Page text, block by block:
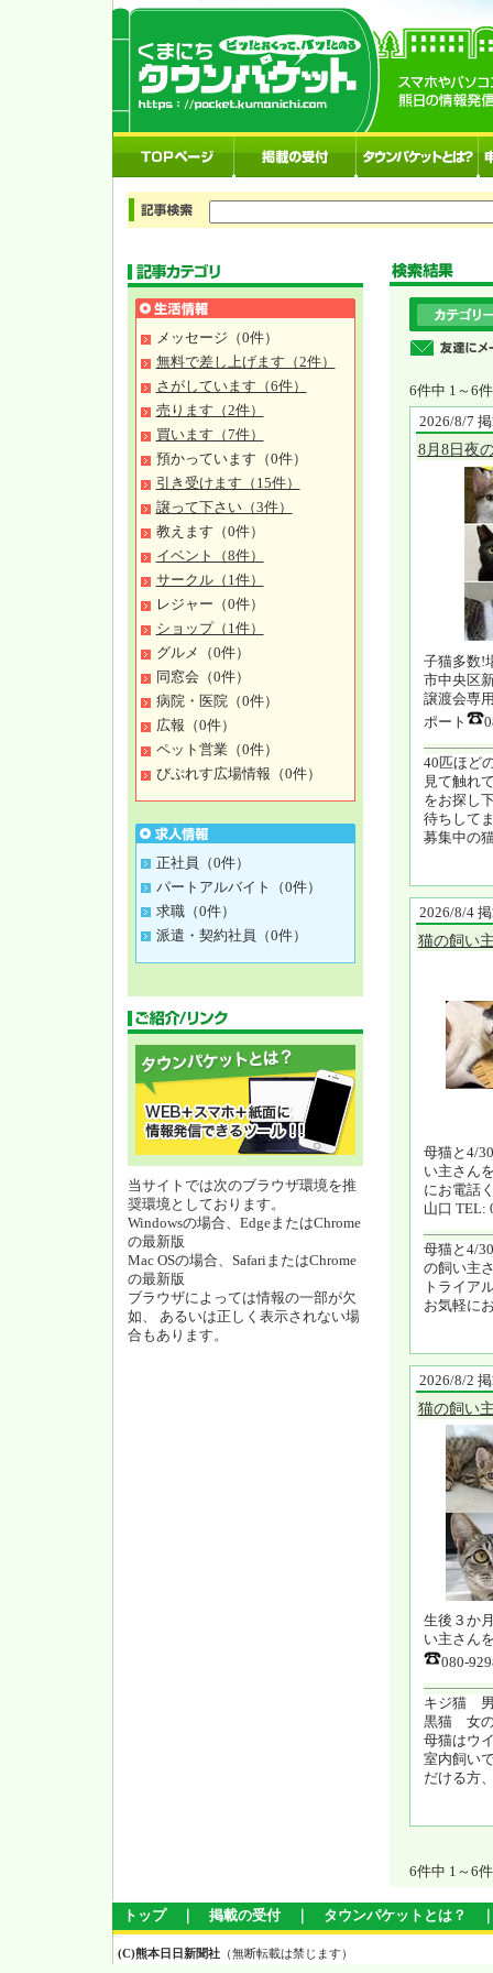
メッセージ（0件）
無料で差し上げます（2件）
さがしています（6件）
売ります（2件）
買います（7件）
預かっています（0件）
引き受けます（15件）
譲って下さい（3件）
教えます（0件）
イベント（8件）
サークル（1件）
レジャー（0件）
ショップ（1件）
グルメ（0件）
同窓会（0件）
病院・医院（0件）
広報（0件）
ペット営業（0件）
びぷれす広場情報（0件）
正社員（0件）
パートアルバイト（0件）
求職（0件）
派遣・契約社員（0件）
当サイトでは次のブラウザ環境を推
奨環境としております。
Windowsの場合、EdgeまたはChrome
の最新版
Mac OSの場合、SafariまたはChrome
の最新版
ブラウザによっては情報の一部が欠
如、 あるいは正しく表示されない場
合もあります。
6件中 1～
2026/8/7
8月8日夜
子猫多数!
市中央区
譲渡会専
ポート
40匹ほど
見て触れ
をお探し
待ちして
募集中の
2026/8/4
猫の飼い
母猫と4/
い主さん
にお電話
山口 TEL:
母猫と4/
の飼い主
トライア
お気軽に
2026/8/2
猫の飼い
生後３か
い主さん
080-
キジ猫
黒猫 女
母猫はウ
室内飼い
だける方
6件中 1～
トップ｜ 掲載の受付｜ タウンパケットとは？
(C)熊本日日新聞社（無断転載は禁じます）